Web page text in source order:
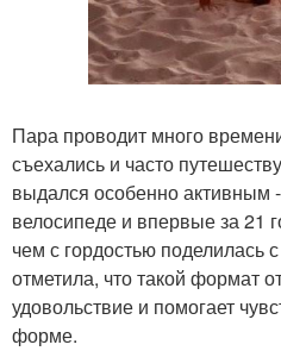
Пара проводит много
съехались и часто
выдался особенно активным
велосипеде и впервые за 21
чем с гордостью поделилась
отметила, что такой формат
удовольствие и помогает
форме.